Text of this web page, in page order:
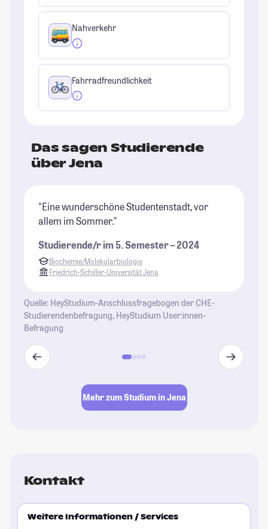
Nahverkehr
Fahrradfreundlichkeit
Das sagen Studierende
über Jena
"Eine wunderschöne Studentenstadt, vor
allem im Sommer."
Studierende/r im 5. Semester – 2024
Biochemie/Molekularbiologie
Friedrich-Schiller-Universität Jena
Quelle: HeyStudium-Anschlussfragebogen der CHE-
Studierendenbefragung, HeyStudium User:innen-
Befragung
Mehr zum Studium in Jena
Kontakt
Weitere Informationen / Services